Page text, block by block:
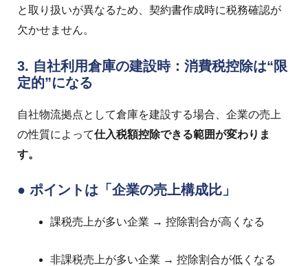
と取り扱いが異なるため、契約書作成時に税務確認が
欠かせません。
3. 自社利用倉庫の建設時：消費税控除は“限
定的”になる
自社物流拠点として倉庫を建設する場合、企業の売上
の性質によって仕入税額控除できる範囲が変わりま
す。
● ポイントは「企業の売上構成比」
課税売上が多い企業 → 控除割合が高くなる
非課税売上が多い企業 → 控除割合が低くなる